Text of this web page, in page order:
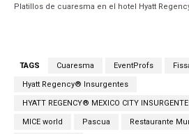
Platillos de cuaresma en el hotel Hyatt
TAGS Cuaresma EventProfs
Hyatt Regency® Insurgentes
HYATT REGENCY® MEXICO CITY
MICE world Pascua Restaurante